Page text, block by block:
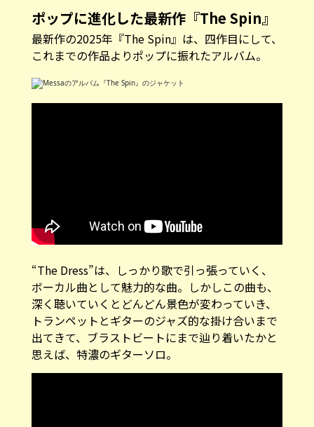
ポップに進化した最新作『The Spin』
最新作の2025年『The Spin』は、四作目にして、
これまでの作品よりポップに振れたアルバム。
“The Dress”は、しっかり歌で引っ張っていく、
ボーカル曲として魅力的な曲。しかしこの曲も、
深く聴いていくとどんどん景色が変わっていき、
トランペットとギターのジャズ的な掛け合いまで
出てきて、ブラストビートにまで辿り着いたかと
思えば、特濃のギターソロ。